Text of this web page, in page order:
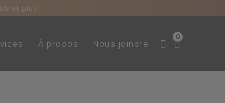
et plus!
À propos Nous joindre
0